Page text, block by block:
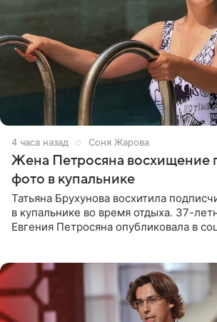
4 часа назад Соня Жарова
Жена Петросяна восхищение
фото в купальнике
Татьяна Брухунова восхитила
в купальнике во время отдыха. 37-
Евгения Петросяна опубликовала в